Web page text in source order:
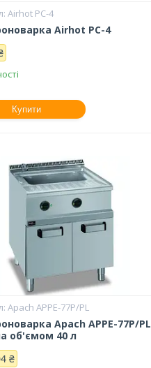
Airhot PC-4
Airhot PC-4
Купити
Apach APPE-77P/PL
Apach APPE-77P/PL
об'ємом 40 л
₴